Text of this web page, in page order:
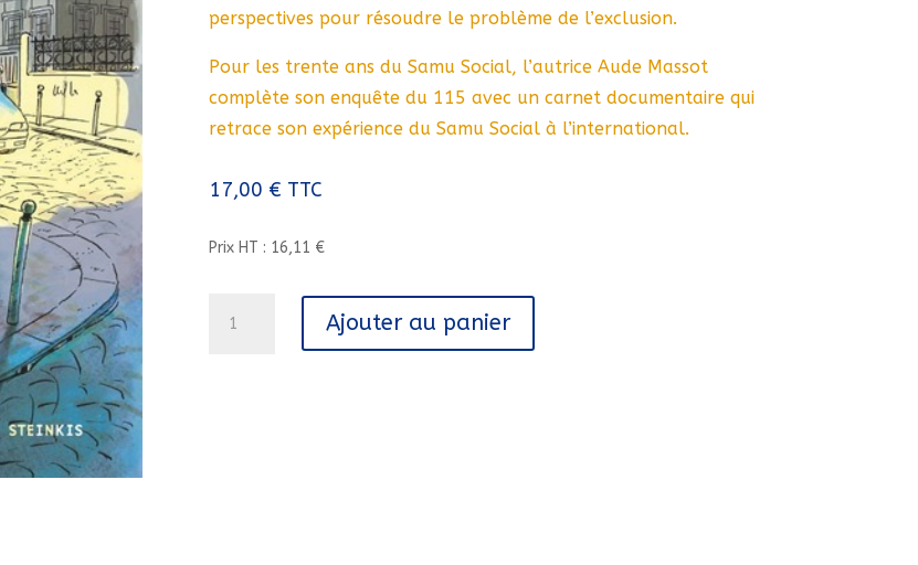
perspectives pour résoudre le problème de l’exclusion.
Pour les trente ans du Samu Social, l’autrice Aude Massot
complète son enquête du 115 avec un carnet documentaire qui
retrace son expérience du Samu Social à l’international.
17,00 € TTC
Prix HT : 16,11 €
Ajouter au panier